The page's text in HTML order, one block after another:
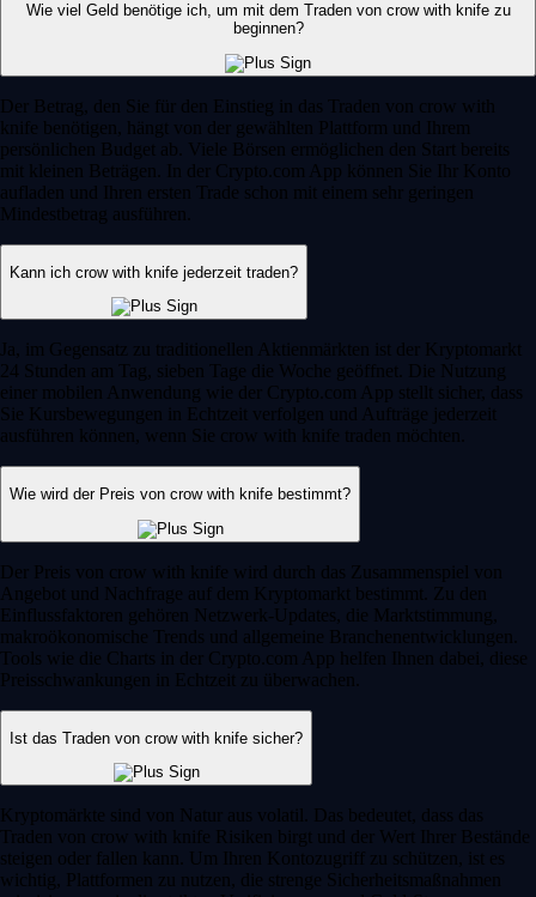
Wie viel Geld benötige ich, um mit dem Traden von crow with knife zu
beginnen?
Der Betrag, den Sie für den Einstieg in das Traden von crow with
knife benötigen, hängt von der gewählten Plattform und Ihrem
persönlichen Budget ab. Viele Börsen ermöglichen den Start bereits
mit kleinen Beträgen. In der Crypto.com App können Sie Ihr Konto
aufladen und Ihren ersten Trade schon mit einem sehr geringen
Mindestbetrag ausführen.
Kann ich crow with knife jederzeit traden?
Ja, im Gegensatz zu traditionellen Aktienmärkten ist der Kryptomarkt
24 Stunden am Tag, sieben Tage die Woche geöffnet. Die Nutzung
einer mobilen Anwendung wie der Crypto.com App stellt sicher, dass
Sie Kursbewegungen in Echtzeit verfolgen und Aufträge jederzeit
ausführen können, wenn Sie crow with knife traden möchten.
Wie wird der Preis von crow with knife bestimmt?
Der Preis von crow with knife wird durch das Zusammenspiel von
Angebot und Nachfrage auf dem Kryptomarkt bestimmt. Zu den
Einflussfaktoren gehören Netzwerk-Updates, die Marktstimmung,
makroökonomische Trends und allgemeine Branchenentwicklungen.
Tools wie die Charts in der Crypto.com App helfen Ihnen dabei, diese
Preisschwankungen in Echtzeit zu überwachen.
Ist das Traden von crow with knife sicher?
Kryptomärkte sind von Natur aus volatil. Das bedeutet, dass das
Traden von crow with knife Risiken birgt und der Wert Ihrer Bestände
steigen oder fallen kann. Um Ihren Kontozugriff zu schützen, ist es
wichtig, Plattformen zu nutzen, die strenge Sicherheitsmaßnahmen